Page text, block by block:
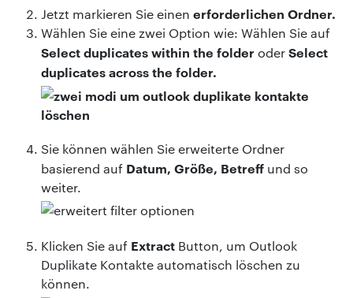
Jetzt markieren Sie einen erforderlichen Ordner.
Wählen Sie eine zwei Option wie: Wählen Sie auf
Select duplicates within the folderoderSelect
duplicates across the folder.
Sie können wählen Sie erweiterte Ordner
basierend auf Datum, Größe, Betreff und so
weiter.
Klicken Sie auf Extract Button, um Outlook
Duplikate Kontakte automatisch löschen zu
können.